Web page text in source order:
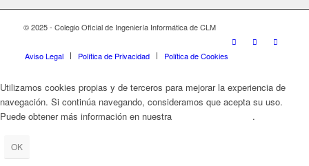
© 2025 - Colegio Oficial de Ingeniería Informática de CLM
Aviso Legal Política de Privacidad Política de Cookies
Utilizamos cookies propias y de terceros para mejorar la experiencia de
navegación. Si continúa navegando, consideramos que acepta su uso.
Puede obtener más información en nuestra
.
OK